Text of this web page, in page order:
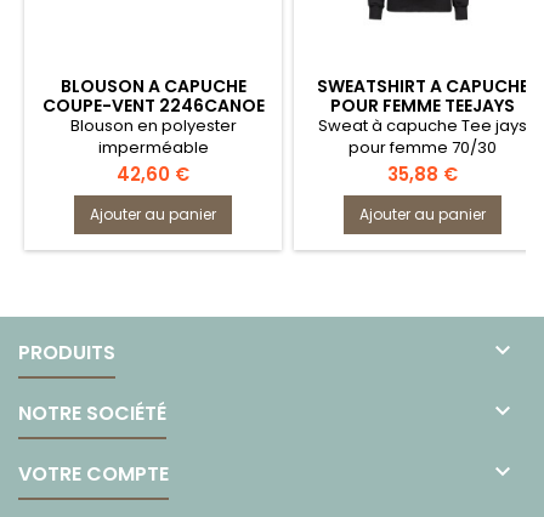
BLOUSON A CAPUCHE
COUPE-VENT 2246CANOE
LMA
Blouson en polyester
imperméable
Prix
42,60 €
Ajouter au panier
SWEATSHIRT A CAPUCHE
POUR FEMME TEEJAYS
Sweat à capuche Tee jays
pour femme 70/30
Prix
35,88 €
Ajouter au panier
PRODUITS 
NOTRE SOCIÉTÉ 
VOTRE COMPTE 